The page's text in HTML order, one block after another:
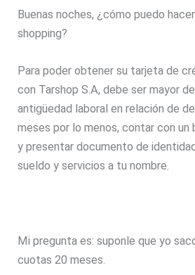
Buenas noches, ¿cómo puedo
shopping?
Para poder obtener su tarjeta de
con Tarshop S.A, debe ser mayor
antigüedad laboral en relación de
meses por lo menos, contar con
y presentar documento de
sueldo y servicios a tu nombre.
Mi pregunta es: suponle que yo
cuotas 20 meses.